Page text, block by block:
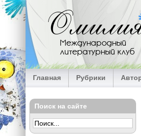
Перейти к основному содержанию
Международный
литературный клуб
Главная Рубрики
Поиск на сайте